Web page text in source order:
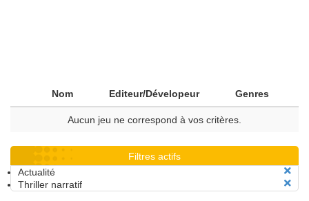
Nom Editeur/Dévelopeur Genres
Aucun jeu ne correspond à vos critères.
Filtres actifs
Actualité
Thriller narratif